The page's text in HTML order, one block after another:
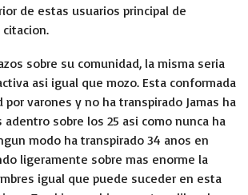
de estas usuarios principal de
citacion.
sobre su comunidad, la misma seria
asi igual que mozo. Esta conformada
varones y no ha transpirado Jamas ha
adentro sobre los 25 asi­ como nunca ha
modo ha transpirado 34 anos en
ligeramente sobre mas enorme la
igual que puede suceder en esta